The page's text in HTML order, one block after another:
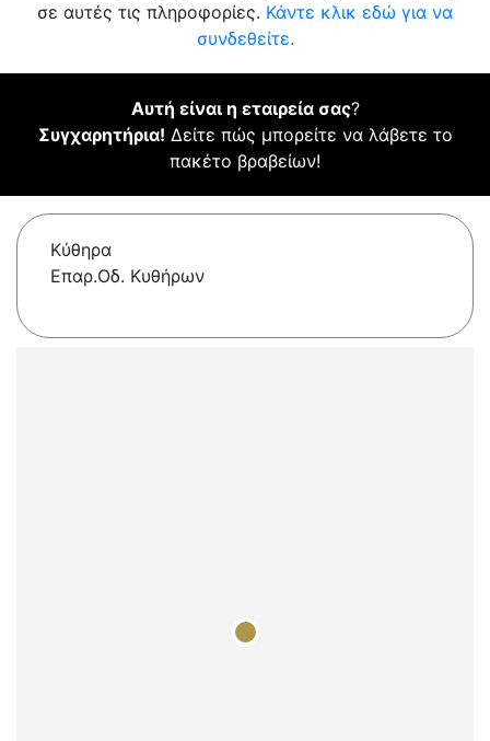
σε αυτές τις πληροφορίες. Κάντε κλικ εδώ για να
συνδεθείτε.
Αυτή είναι η εταιρεία σας?
Συγχαρητήρια! Δείτε πώς μπορείτε να λάβετε το
πακέτο βραβείων!
Κύθηρα
Επαρ.Οδ. Κυθήρων